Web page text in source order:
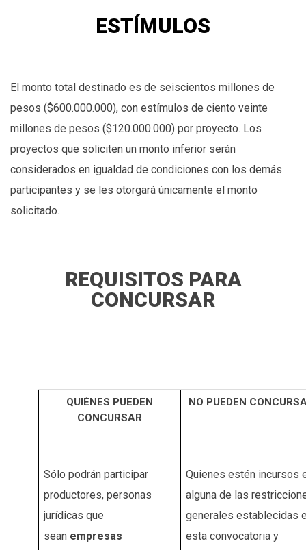
ESTÍMULOS
El monto total destinado es de seiscientos millones de
pesos ($600.000.000), con estímulos de ciento veinte
millones de pesos ($120.000.000) por proyecto. Los
proyectos que soliciten un monto inferior serán
considerados en igualdad de condiciones con los demás
participantes y se les otorgará únicamente el monto
solicitado.
REQUISITOS PARA
CONCURSAR
QUIÉNES PUEDEN
CONCURSAR
NO PUEDEN
Sólo podrán participar
productores, personas
jurídicas que
sean empresas
Quienes estén incursos
alguna de las
generales establecidas
esta convocatoria y